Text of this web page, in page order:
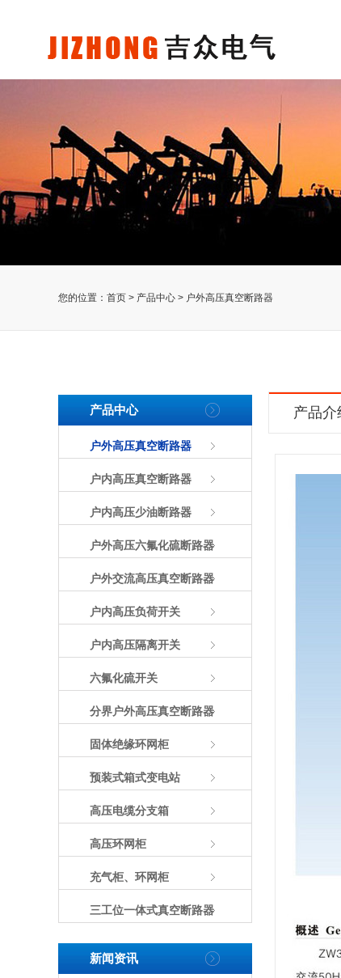
您的位置： 首页 > 产品中心 > 户外高压真空断路器
产品中心
户外高压真空断路器
户内高压真空断路器
户内高压少油断路器
户外高压六氟化硫断路器
户外交流高压真空断路器
户内高压负荷开关
户内高压隔离开关
六氟化硫开关
分界户外高压真空断路器
固体绝缘环网柜
预装式箱式变电站
高压电缆分支箱
高压环网柜
充气柜、环网柜
三工位一体式真空断路器
新闻资讯
产品介